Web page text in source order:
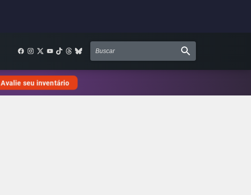
Avalie seu inventário